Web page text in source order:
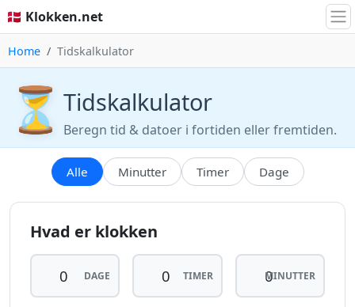
🇩🇰 Klokken.net
Home Tidskalkulator
⏳ Tidskalkulator
Beregn tid & datoer i fortiden eller fremtiden.
Alle Minutter Timer Dage
Hvad er klokken
DAGE TIMER MINUTTER